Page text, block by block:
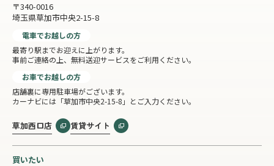
〒340-0016
埼玉県草加市中央2-15-8
電車でお越しの方
最寄り駅までお迎えに上がります。
事前ご連絡の上、無料送迎サービスをご利用ください。
お車でお越しの方
店舗裏に専用駐車場がございます。
カーナビには「草加市中央2-15-8」とご入力ください。
草加西口店 賃貸サイト
買いたい